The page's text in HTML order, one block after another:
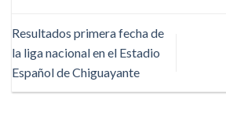
Resultados primera fecha de
la liga nacional en el Estadio
Español de Chiguayante